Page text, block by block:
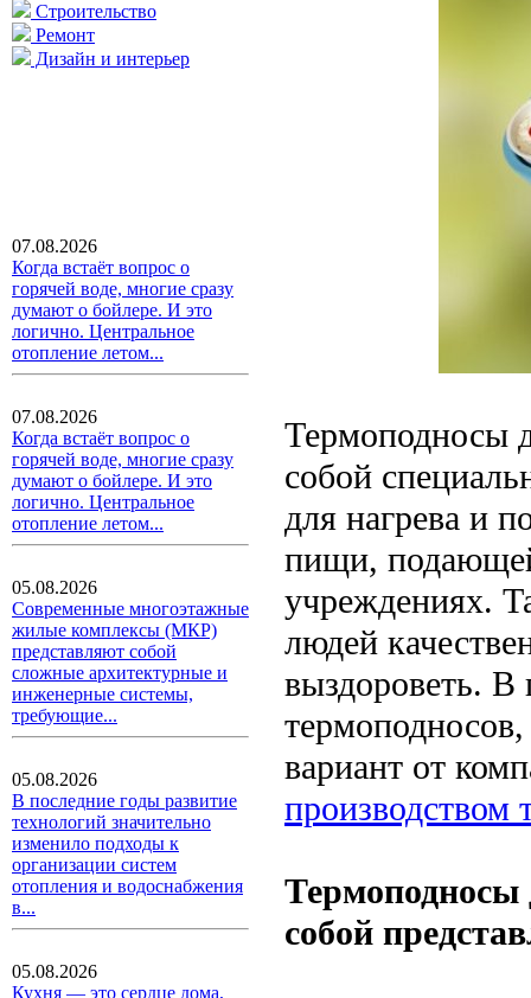
Строительство
Ремонт
Дизайн и интерьер
07.08.2026
Когда встаёт вопрос о
горячей воде, многие сразу
думают о бойлере. И это
логично. Центральное
отопление летом...
07.08.2026
Когда встаёт вопрос о
горячей воде, многие сразу
думают о бойлере. И это
логично. Центральное
отопление летом...
05.08.2026
Современные многоэтажные
жилые комплексы (МКР)
представляют собой
сложные архитектурные и
инженерные системы,
требующие...
05.08.2026
В последние годы развитие
технологий значительно
изменило подходы к
организации систем
отопления и водоснабжения
в...
05.08.2026
Кухня — это сердце дома,
Термоподносы
собой
для нагрева и
пищи,
учреждениях.
людей
выздороветь.
вариант от
производством
Термоподносы
собой